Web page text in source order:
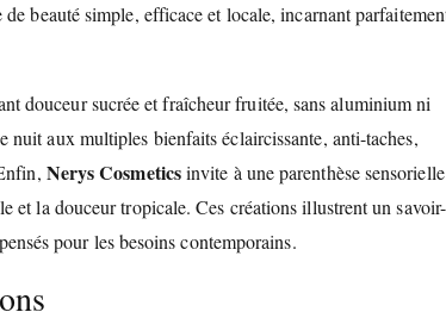
beauté simple, efficace et locale, incarnant
douceur sucrée et fraîcheur fruitée, sans aluminium ni
aux multiples bienfaits éclaircissante, anti-taches,
Nerys Cosmeticsinvite à une parenthèse sensorielle
et la douceur tropicale. Ces créations illustrent un savoir-
pour les besoins contemporains.